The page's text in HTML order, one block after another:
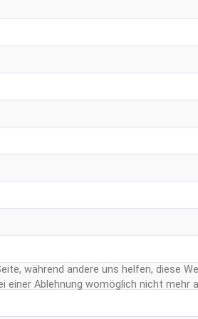
während andere uns helfen, diese
Ablehnung womöglich nicht mehr